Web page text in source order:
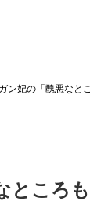
ン妃の「醜悪なと
ところ